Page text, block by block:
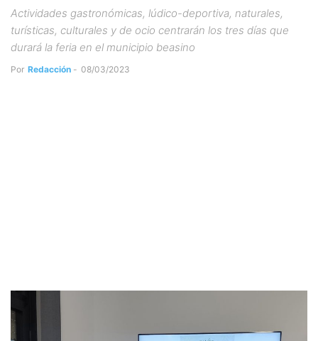
Actividades gastronómicas, lúdico-deportiva, naturales,
turísticas, culturales y de ocio centrarán los tres días que
durará la feria en el municipio beasino
Por Redacción - 08/03/2023